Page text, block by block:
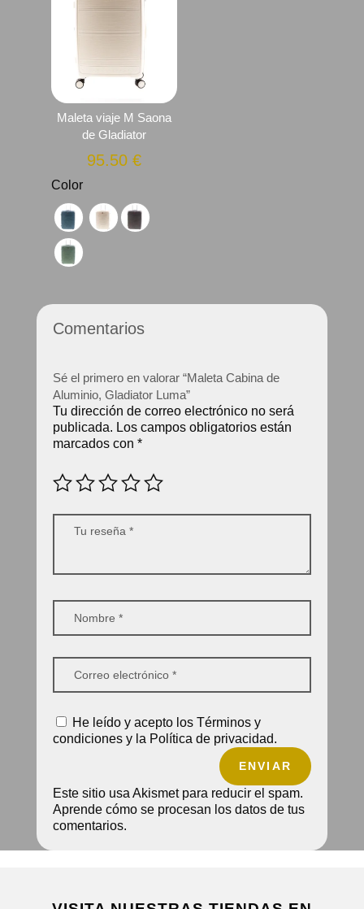
Maleta viaje M Saona
de Gladiator
95.50 €
Color
Comentarios
Sé el primero en valorar “Maleta Cabina de
Aluminio, Gladiator Luma”
Tu dirección de correo electrónico no será
publicada. Los campos obligatorios están
marcados con *
He leído y acepto los Términos y
condiciones y la Política de privacidad.
ENVIAR
Este sitio usa Akismet para reducir el spam.
Aprende cómo se procesan los datos de tus
comentarios.